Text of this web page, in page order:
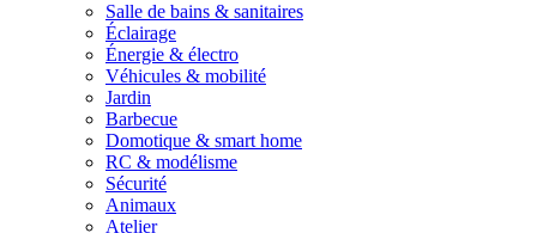
Salle de bains & sanitaires
Éclairage
Énergie & électro
Véhicules & mobilité
Jardin
Barbecue
Domotique & smart home
RC & modélisme
Sécurité
Animaux
Atelier